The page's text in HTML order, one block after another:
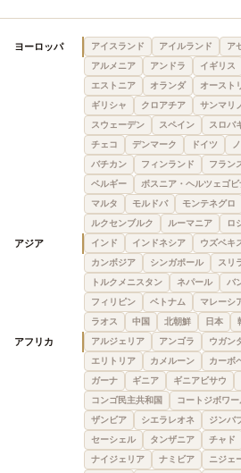
ヨーロッパ アイスランド アイルランド ア
アルメニア
アンドラ イギリス
エストニア
オランダ オースト
ギリシャ
クロアチア サンマリ
スウェーデン
スペイン スロバ
チェコ
デンマーク ドイツ
バチカン
フィンランド フラン
ベルギー
ボスニア・ヘルツェゴビ
マルタ
モルドバ モンテネグロ
ルクセンブルク
ルーマニア ロ
アジア インド インドネシア ウズベキ
カンボジア
シンガポール スリ
トルクメニスタン
ネパール バ
フィリピン
ベトナム マレーシ
ラオス
中国 北朝鮮 日本
アフリカ アルジェリア アンゴラ ウガン
エリトリア
カメルーン カーボ
ガーナ
ギニア ギニアビサウ
コンゴ民主共和国
コートジボワー
ザンビア
シエラレオネ ジンバ
セーシェル
タンザニア チャド
ナイジェリア
ナミビア ニジェ